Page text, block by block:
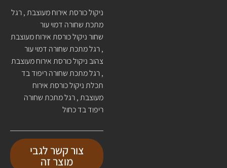
ניקול כורסת אירוח מעוצבת , רגל
מתכת שחורה דמוי עור
שחור ניקול כורסת אירוח מעוצבת
, רגל מתכת שחורה דמוי עור
צהוב ניקול כורסת אירוח מעוצבת
, רגל מתכת שחורה ריפוד בד
תכלת ניקול כורסת אירוח
מעוצבת , רגל מתכת שחורה
ריפוד בד כחול
צור קשר לגבי
מוצר זה